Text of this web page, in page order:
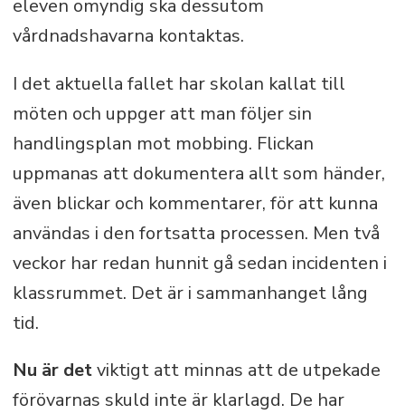
eleven omyndig ska dessutom
vårdnadshavarna kontaktas.
I det aktuella fallet har skolan kallat till
möten och uppger att man följer sin
handlingsplan mot mobbing. Flickan
uppmanas att dokumentera allt som händer,
även blickar och kommentarer, för att kunna
användas i den fortsatta processen. Men två
veckor har redan hunnit gå sedan incidenten i
klassrummet. Det är i sammanhanget lång
tid.
Nu är detviktigt att minnas att de utpekade
förövarnas skuld inte är klarlagd. De har